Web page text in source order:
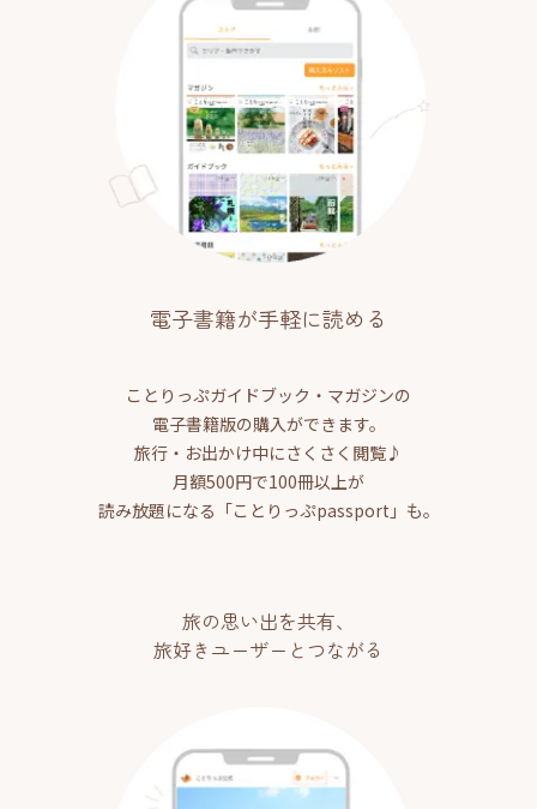
電子書籍が手軽に読める
ことりっぷガイドブック・マガジンの
電子書籍版の購入ができます。
旅行・お出かけ中にさくさく閲覧♪
月額500円で100冊以上が
読み放題になる「ことりっぷpassport」も。
旅の思い出を共有、
旅好きユーザーとつながる